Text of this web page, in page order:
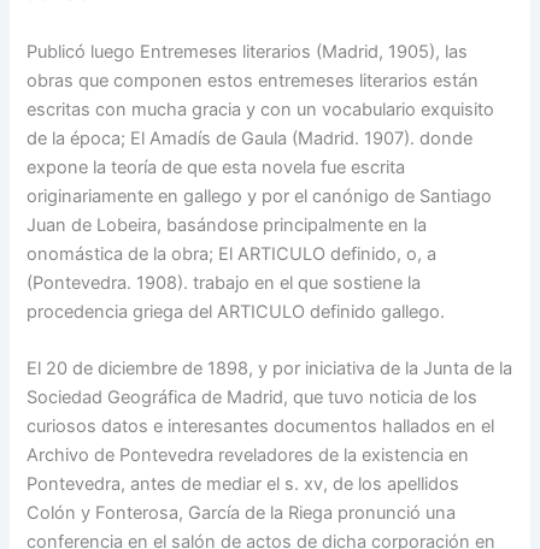
Publicó luego Entremeses literarios (Madrid, 1905), las
obras que componen estos entremeses literarios están
escritas con mucha gracia y con un vocabulario exquisito
de la época; El Amadís de Gaula (Madrid. 1907). donde
expone la teoría de que esta novela fue escrita
originariamente en gallego y por el canónigo de Santiago
Juan de Lobeira, basándose principalmente en la
onomástica de la obra; El ARTICULO definido, o, a
(Pontevedra. 1908). trabajo en el que sostiene la
procedencia griega del ARTICULO definido gallego.
El 20 de diciembre de 1898, y por iniciativa de la Junta de la
Sociedad Geográfica de Madrid, que tuvo noticia de los
curiosos datos e interesantes documentos hallados en el
Archivo de Pontevedra reveladores de la existencia en
Pontevedra, antes de mediar el s. xv, de los apellidos
Colón y Fonterosa, García de la Riega pronunció una
conferencia en el salón de actos de dicha corporación en